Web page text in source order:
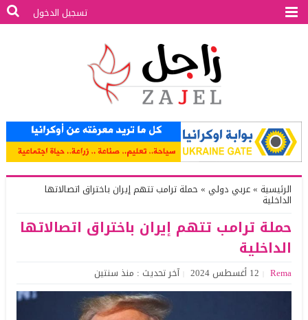
تسجيل الدخول
الرئيسية »عربي دولي »حملة ترامب تتهم إيران باختراق اتصالاتها
الداخلية
حملة ترامب تتهم إيران باختراق اتصالاتها
الداخلية
Rema 12 أغسطس 2024 آخر تحديث : منذ سنتين